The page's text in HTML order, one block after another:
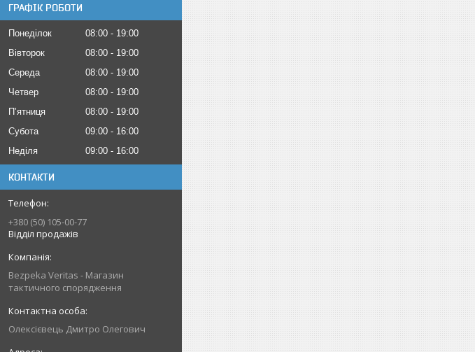
ГРАФІК РОБОТИ
Понеділок 08:00
19:00
Вівторок
08:00
19:00
Середа
08:00
19:00
Четвер
08:00
19:00
Пʼятниця
08:00
19:00
Субота
09:00
16:00
Неділя
09:00 16:00
КОНТАКТИ
+380 (50) 105-00-77
Відділ продажів
Bezpeka Veritas - Магазин
тактичного спорядження
Олексієвець Дмитро Олегович